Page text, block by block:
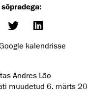
sõpradega:
kalendrisse
Andres Lõo
muudetud 6. märts